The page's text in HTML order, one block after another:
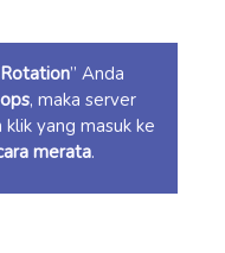
” Anda
, maka server
yang masuk ke
merata.